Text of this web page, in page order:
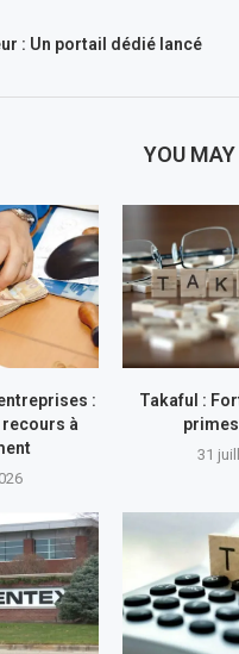
: Un portail dédié lancé
YOU
:
à
Takaful :
31